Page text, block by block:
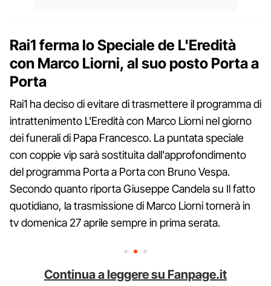
Rai1 ferma lo Speciale de L'Eredità
con Marco Liorni, al suo posto Porta a
Porta
Rai1 ha deciso di evitare di trasmettere il programma di
intrattenimento L'Eredità con Marco Liorni nel giorno
dei funerali di Papa Francesco. La puntata speciale
con coppie vip sarà sostituita dall'approfondimento
del programma Porta a Porta con Bruno Vespa.
Secondo quanto riporta Giuseppe Candela su Il fatto
quotidiano, la trasmissione di Marco Liorni tornerà in
tv domenica 27 aprile sempre in prima serata.
Continua a leggere su Fanpage.it